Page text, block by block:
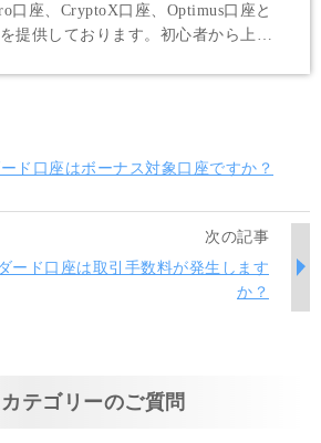
口座、CryptoX口座、Optimus口座と
提供しております。初心者から上級
ド口座はボーナス対象口座ですか？
次の記事
ード口座は取引手数料が発生します
か？
テゴリーのご質問